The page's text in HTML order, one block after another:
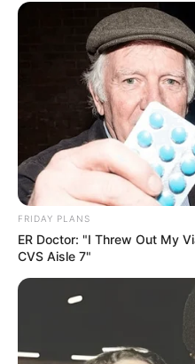
FRIDAY PLANS
ER Doctor: "I Threw Out My
CVS Aisle 7"